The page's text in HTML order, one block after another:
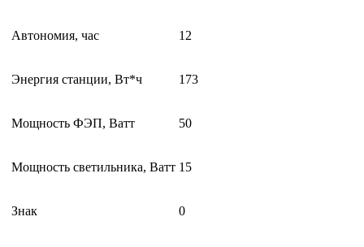
Автономия, час 12
Энергия станции, Вт*ч 173
Мощность ФЭП, Ватт 50
Мощность светильника, Ватт 15
Знак 0